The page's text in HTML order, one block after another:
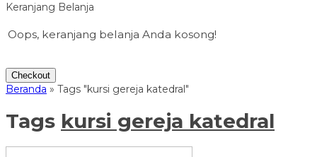
Keranjang Belanja
Oops, keranjang belanja Anda kosong!
Checkout
Beranda » Tags "kursi gereja katedral"
Tags kursi gereja katedral